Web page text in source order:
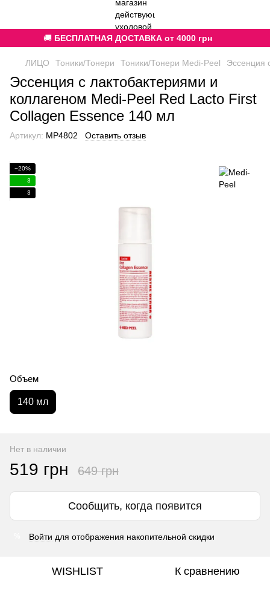
🚚 БЕСПЛАТНАЯ ДОСТАВКА от 4000 грн
ЛИЦО Тоники/Тонери Тоники/Тонери Medi-Peel Эссенция
Эссенция с лактобактериями и
коллагеном Medi-Peel Red Lacto First
Collagen Essence 140 мл
Артикул: MP4802 Оставить отзыв
−20%
3
3
Объем
140 мл
Нет в наличии
519 грн 649 грн
Сообщить, когда появится
Войти для отображения накопительной скидки
WISHLIST К сравнению